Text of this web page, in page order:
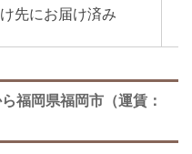
先にお届け済み
福岡県福岡市（運賃：